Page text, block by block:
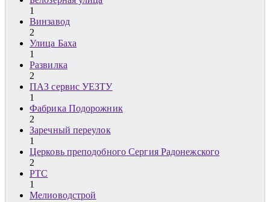
1
Винзавод
2
Улица Баха
1
Развилка
2
ПАЗ сервис УЕЗТУ
1
Фабрика Подорожник
2
Заречный переулок
1
Церковь преподобного Сергия Радонежского
2
РТС
1
Мелиоводстрой